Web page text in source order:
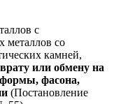
с
металлов со
камней,
или обмену на
формы, фасона,
(Постановление